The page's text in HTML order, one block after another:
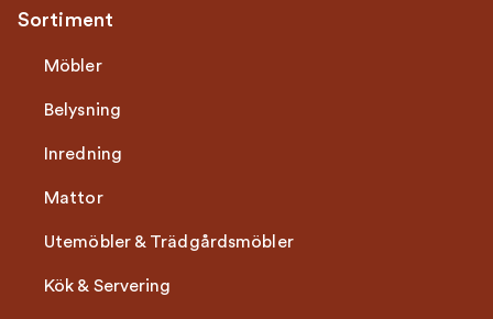
Sortiment
Möbler
Belysning
Inredning
Mattor
Utemöbler & Trädgårdsmöbler
Kök & Servering